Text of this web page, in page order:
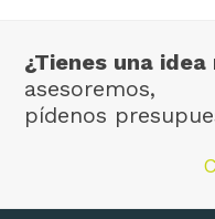
¿Tienes una idea
asesoremos,
pídenos